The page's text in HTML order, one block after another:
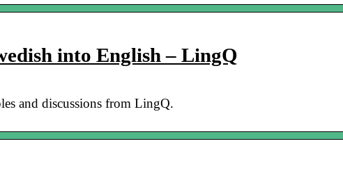
into English – LingQ
and discussions from LingQ.